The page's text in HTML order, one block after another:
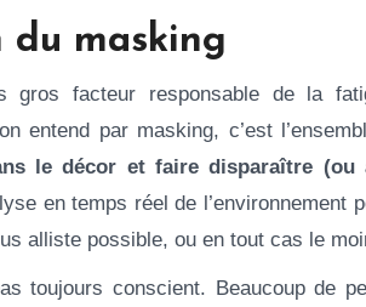
masking
gros facteur responsable de la
entend par masking, c’est
le décor et faire disparaître
en temps réel de
alliste possible, ou en tout cas le
toujours conscient. Beaucoup de